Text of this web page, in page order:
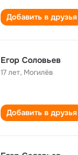
Добавить в друзья
Егор Соловьев
17 лет, Могилёв
Добавить в друзья